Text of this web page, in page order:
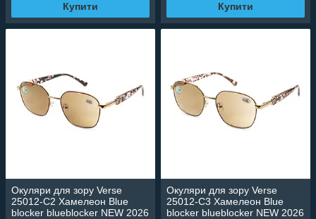
Купити Купити
Окуляри для зору Verse
25012-C2 Хамелеон Blue
blocker blueblocker NEW 2026
Окуляри для зору Verse
25012-C3 Хамелеон Blue
blocker blueblocker NEW 2026